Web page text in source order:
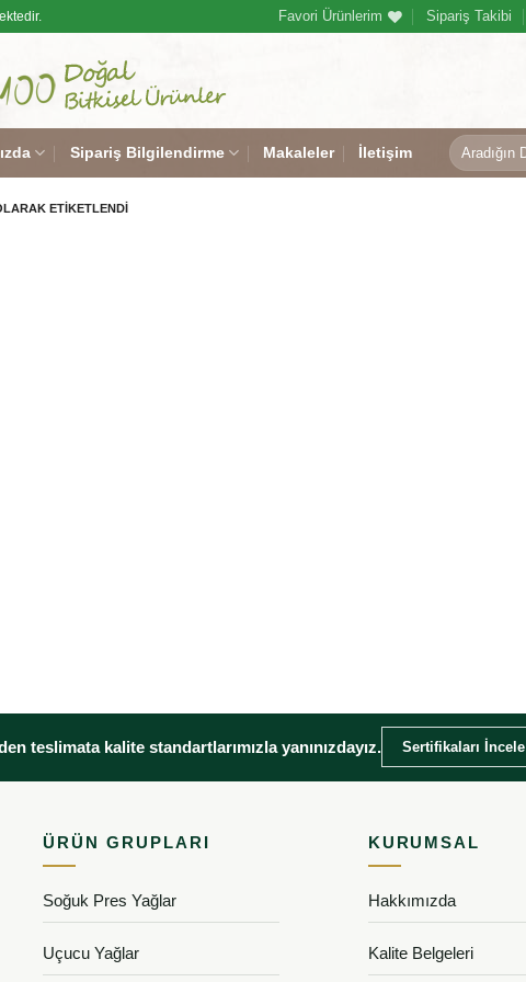
Favori Ürünlerim Sipariş Takibi
Sipariş Bilgilendirme Makaleler İletişim
Ara:
ETIKETLENDI
teslimata kalite standartlarımızla yanınızdayız. Sertifikaları İncele
ÜRÜN GRUPLARI
Soğuk Pres Yağlar
Uçucu Yağlar
KURUMSAL
Hakkımızda
Kalite Belgeleri